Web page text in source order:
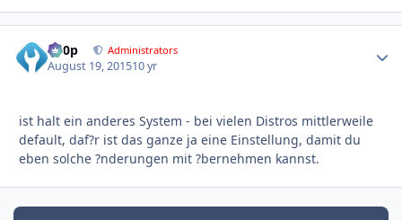
d00p Administrators
August 19, 201510 yr
ist halt ein anderes System - bei vielen Distros mittlerweile
default, daf?r ist das ganze ja eine Einstellung, damit du
eben solche ?nderungen mit ?bernehmen kannst.